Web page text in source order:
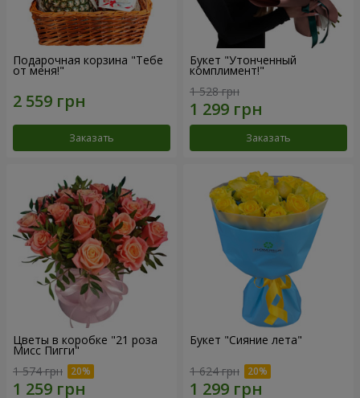
Подарочная корзина "Тебе
от меня!"
Заказать
Букет "Утонченный
комплимент!"
1 528 грн
Заказать
Цветы в коробке "21 роза
Мисс Пигги"
1 574 грн
Букет "Сияние лета"
1 624 грн